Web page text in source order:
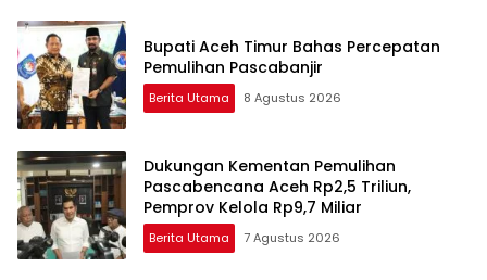
Bupati Aceh Timur Bahas Percepatan
Pemulihan Pascabanjir
Berita Utama 8 Agustus 2026
Dukungan Kementan Pemulihan
Pascabencana Aceh Rp2,5 Triliun,
Pemprov Kelola Rp9,7 Miliar
Berita Utama 7 Agustus 2026